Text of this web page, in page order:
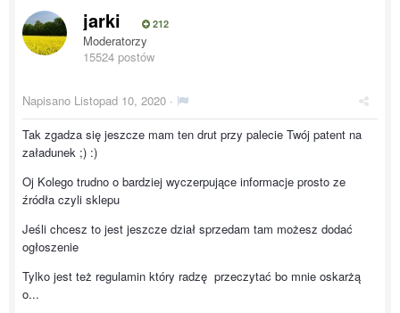
jarki 212
Moderatorzy
15524 postów
Napisano Listopad 10, 2020 ·
Tak zgadza się jeszcze mam ten drut przy palecie Twój patent na
załadunek ;) :)
Oj Kolego trudno o bardziej wyczerpujące informacje prosto ze
źródła czyli sklepu
Jeśli chcesz to jest jeszcze dział sprzedam tam możesz dodać
ogłoszenie
Tylko jest też regulamin który radzę przeczytać bo mnie oskarżą
o...